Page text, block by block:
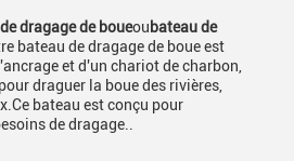
dragage de boueoubateau de
bateau de dragage de boue est
et d'un chariot de charbon,
draguer la boue des rivières,
bateau est conçu pour
de dragage..